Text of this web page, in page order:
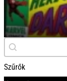
296
Keresés
Search content
Szűrők